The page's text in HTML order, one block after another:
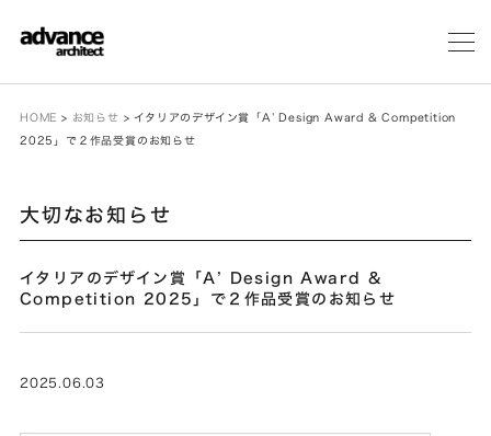
メ
HOME > お知らせ > イタリアのデザイン賞「A’ Design Award & Competition
2025」で２作品受賞のお知らせ
大切なお知らせ
イタリアのデザイン賞「A’ Design Award &
Competition 2025」で２作品受賞のお知らせ
2025.06.03